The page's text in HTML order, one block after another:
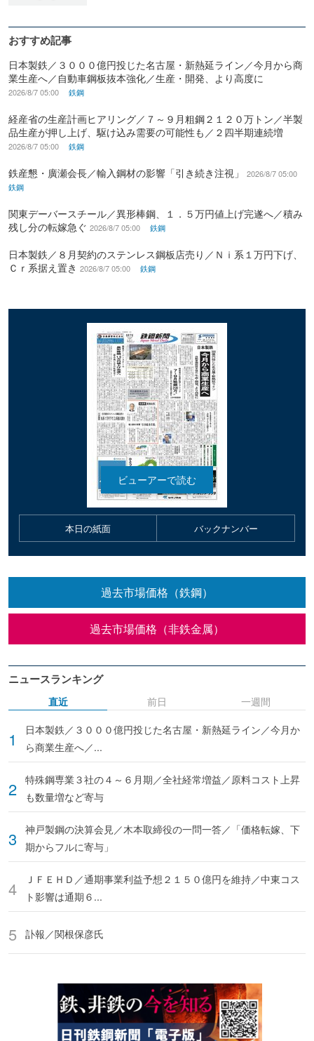
おすすめ記事
日本製鉄／３０００億円投じた名古屋・新熱延ライン／今月から商
業生産へ／自動車鋼板抜本強化／生産・開発、より高度に
2026/8/7 05:00 鉄鋼
経産省の生産計画ヒアリング／７～９月粗鋼２１２０万トン／半製
品生産が押し上げ、駆け込み需要の可能性も／２四半期連続増
2026/8/7 05:00 鉄鋼
鉄産懇・廣瀬会長／輸入鋼材の影響「引き続き注視」
2026/8/7 05:00
鉄鋼
関東デーバースチール／異形棒鋼、１．５万円値上げ完遂へ／積み
残し分の転嫁急ぐ 2026/8/7 05:00 鉄鋼
日本製鉄／８月契約のステンレス鋼板店売り／Ｎｉ系１万円下げ、
Ｃｒ系据え置き 2026/8/7 05:00 鉄鋼
本日の紙面 バックナンバー
過去市場価格（鉄鋼）
過去市場価格（非鉄金属）
ニュースランキング
直近
日本製鉄／３０００億円投じた名古屋・新熱延ライン／今月か
ら商業生産へ／...
特殊鋼専業３社の４～６月期／全社経常増益／原料コスト上昇
も数量増など寄与
神戸製鋼の決算会見／木本取締役の一問一答／「価格転嫁、下
期からフルに寄与」
ＪＦＥＨＤ／通期事業利益予想２１５０億円を維持／中東コス
ト影響は通期６...
訃報／関根保彦氏
前日 一週間